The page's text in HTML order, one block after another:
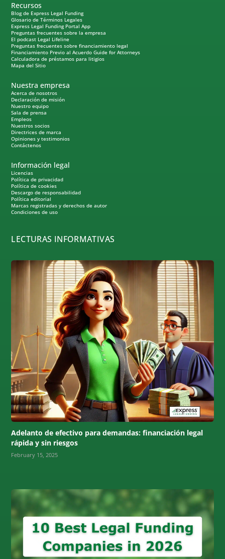
Recursos
Blog de Express Legal Funding
Glosario de Términos Legales
Express Legal Funding Portal App
Preguntas frecuentes sobre la empresa
El podcast Legal Lifeline
Preguntas frecuentes sobre financiamiento legal
Financiamiento Previo al Acuerdo Guide for Attorneys
Calculadora de préstamos para litigios
Mapa del Sitio
Nuestra empresa
Acerca de nosotros
Declaración de misión
Nuestro equipo
Sala de prensa
Empleos
Nuestros socios
Directrices de marca
Opiniones y testimonios
Contáctenos
Información legal
Licencias
Política de privacidad
Política de cookies
Descargo de responsabilidad
Política editorial
Marcas registradas y derechos de autor
Condiciones de uso
LECTURAS INFORMATIVAS
Adelanto de efectivo para demandas: financiación legal
rápida y sin riesgos
February 15, 2025